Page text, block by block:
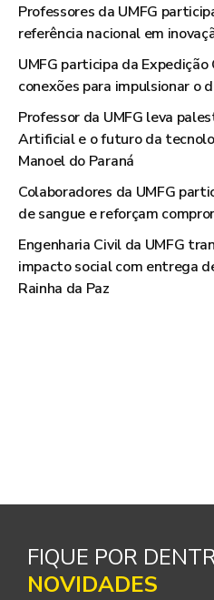
Professores da UMFG
referência nacional em
UMFG participa da
conexões para impulsionar o
Professor da UMFG leva
Artificial e o futuro da
Manoel do Paraná
Colaboradores da UMFG
de sangue e reforçam
Engenharia Civil da UMFG
impacto social com entrega
Rainha da Paz
FIQUE POR
NOVIDADES